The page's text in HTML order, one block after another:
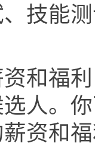
技能
和福
人。
资和